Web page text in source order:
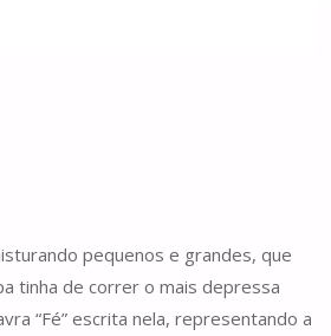
pequenos e grandes, que
tinha de correr o mais depressa
“Fé” escrita nela, representando a